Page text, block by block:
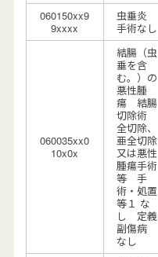
060150xx9
9xxxx
虫垂炎
手術なし
060035xx0
10x0x
結腸（虫
垂を含
む。）の
悪性腫
瘍 結腸
切除術
全切除、
亜全切除
又は悪性
腫瘍手術
等 手
術・処置
等１ な
し 定義
副傷病
なし